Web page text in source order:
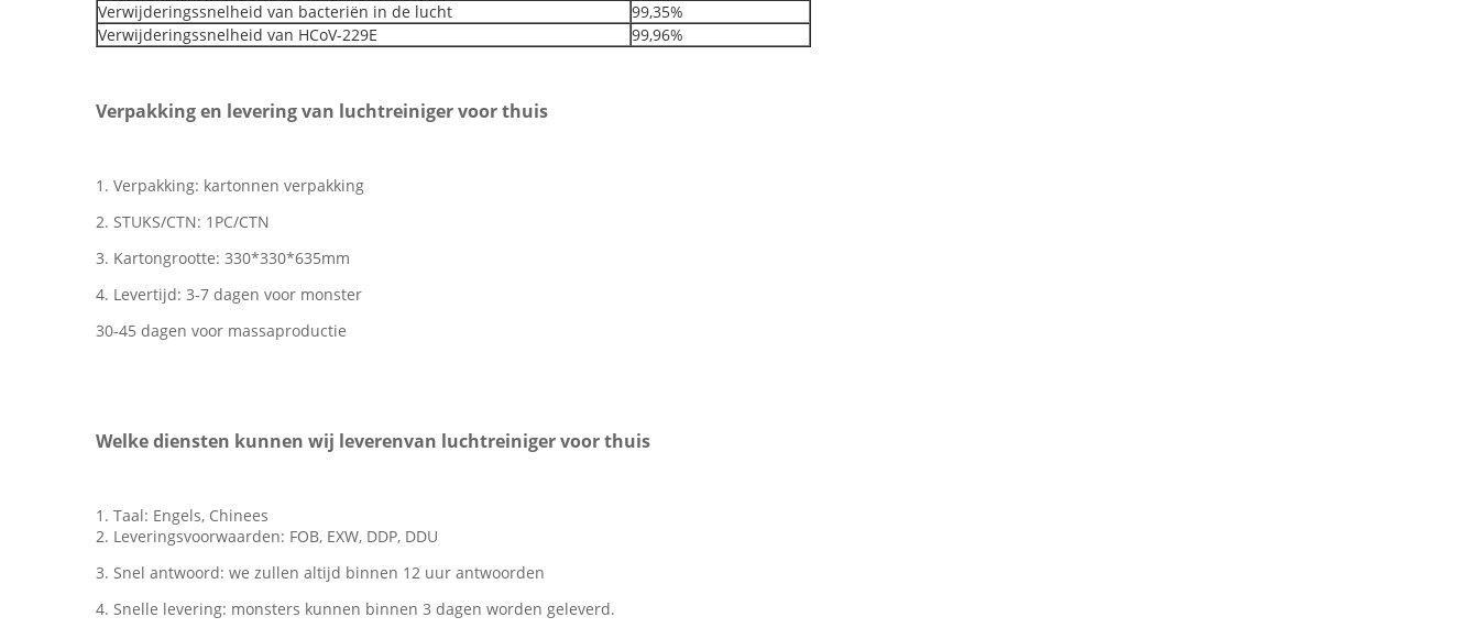
Verwijderingssnelheid van bacteriën in de lucht
99,35%
Verwijderingssnelheid van HCoV-229E
99,96%
Verpakking en levering van luchtreiniger voor thuis
1. Verpakking: kartonnen verpakking
2. STUKS/CTN: 1PC/CTN
3. Kartongrootte: 330*330*635mm
4. Levertijd: 3-7 dagen voor monster
30-45 dagen voor massaproductie
Welke diensten kunnen wij leverenvan luchtreiniger voor thuis
1. Taal: Engels, Chinees
2. Leveringsvoorwaarden: FOB, EXW, DDP, DDU
3. Snel antwoord: we zullen altijd binnen 12 uur antwoorden
4. Snelle levering: monsters kunnen binnen 3 dagen worden geleverd.